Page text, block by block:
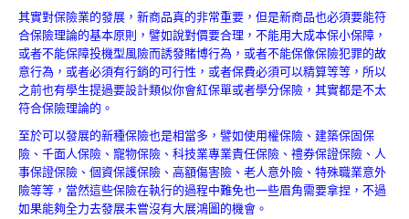
第一品牌
關於豐林
About
服務項目
Service
火災保額
估算系統
商品簡介
其實對保險業的發展，新商品真的非常重要，但是新商品也必須要能符
合保險理論的基本原則，譬如說對價要合理，不能用大成本保小保障，
或者不能保障投機型風險而誘發賭博行為，或者不能保像保險犯罪的故
意行為，或者必須有行銷的可行性，或者保費必須可以精算等等，所以
之前也有學生提過要設計類似你會紅保單或者學分保險，其實都是不太
符合保險理論的。
至於可以發展的新種保險也是相當多，譬如使用權保險、建築保固保
險、千面人保險、寵物保險、科技業專業責任保險、禮券保證保險、人
事保證保險、個資保護保險、高額傷害險、老人意外險、特殊職業意外
險等等，當然這些保險在執行的過程中難免也一些眉角需要拿捏，不過
如果能夠全力去發展未嘗沒有大展鴻圖的機會。